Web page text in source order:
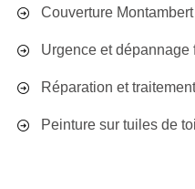
Couverture Montambert
Urgence et dépannage
Réparation et
Peinture sur tuiles de